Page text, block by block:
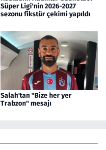
Süper Ligi'nin 2026-2027
sezonu fikstür çekimi yapıldı
Salah'tan "Bize her yer
Trabzon" mesajı